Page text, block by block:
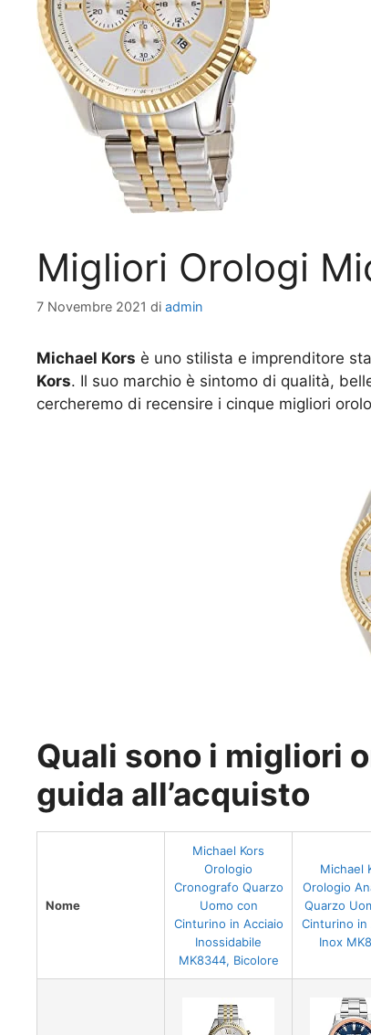
Migliori Orologi
7 Novembre 2021 di admin
Michael Kors è uno stilista e imprenditore
Kors. Il suo marchio è sintomo di qualità,
cercheremo di recensire i cinque migliori
Quali sono i migliori
guida all’acquisto
Nome
Michael Kors
Orologio
Cronografo Quarzo
Uomo con
Cinturino in Acciaio
Inossidabile
MK8344, Bicolore
Michael
Orologio
Quarzo
Cinturino in
Inox